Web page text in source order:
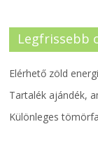
Legfrissebb
Elérhető zöld
Tartalék ajándék,
Különleges